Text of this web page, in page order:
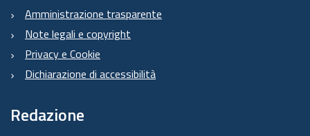
Amministrazione trasparente
Note legali e copyright
Privacy e Cookie
Dichiarazione di accessibilità
Redazione